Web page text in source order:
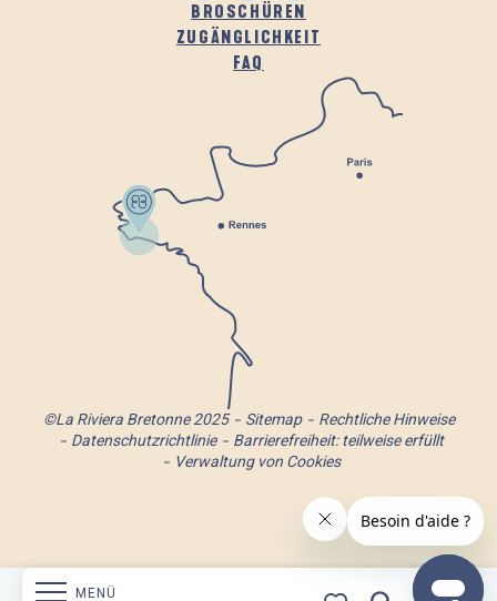
MENÜ
BROSCHÜREN
ZUGÄNGLICHKEIT
FAQ
©La Riviera Bretonne 2025 Sitemap
Rechtliche Hinweise
Datenschutzrichtlinie
Barrierefreiheit: teilweise erfüllt
Verwaltung von Cookies